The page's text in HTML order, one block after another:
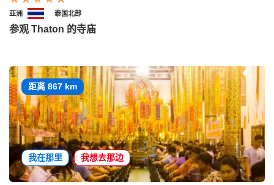
亚洲 泰国北部
参观 Thaton 的寺庙
距离 867 km
我在那里 我想去那边